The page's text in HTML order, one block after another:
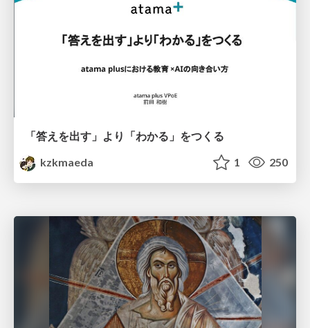
「答えを出す」より「わかる」をつくる
kzkmaeda
1 250